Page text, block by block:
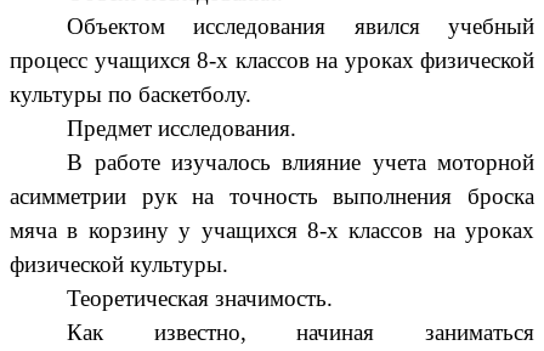
Объектом исследования явился учебный
процесс учащихся 8-х классов на уроках физической
культуры по баскетболу.
Предмет исследования.
В работе изучалось влияние учета моторной
асимметрии рук на точность выполнения броска
мяча в корзину у учащихся 8-х классов на уроках
физической культуры.
Теоретическая значимость.
Как известно, начиная заниматься